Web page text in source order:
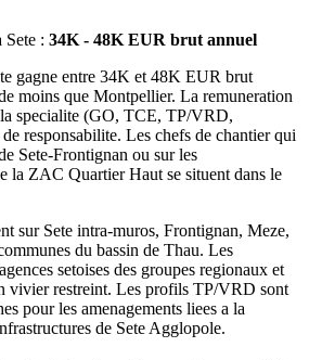
Sete : 34K - 48K EUR brut annuel
gagne entre 34K et 48K EUR brut
moins que Montpellier. La remuneration
specialite (GO, TCE, TP/VRD,
responsabilite. Les chefs de chantier qui
Sete-Frontignan ou sur les
la ZAC Quartier Haut se situent dans le
sur Sete intra-muros, Frontignan, Meze,
du bassin de Thau. Les
setoises des groupes regionaux et
vivier restreint. Les profils TP/VRD sont
pour les amenagements liees a la
de Sete Agglopole.